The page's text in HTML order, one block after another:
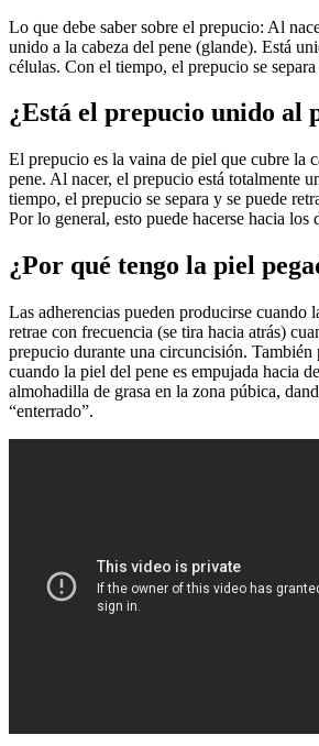
Lo que debe saber sobre el prepucio: Al
unido a la cabeza del pene (glande). Está
células. Con el tiempo, el prepucio se
¿Está el prepucio unido al
El prepucio es la vaina de piel que cubre la
pene. Al nacer, el prepucio está totalmente
tiempo, el prepucio se separa y se puede
Por lo general, esto puede hacerse hacia los
¿Por qué tengo la piel
Las adherencias pueden producirse cuando
retrae con frecuencia (se tira hacia atrás)
prepucio durante una circuncisión. También
cuando la piel del pene es empujada hacia
almohadilla de grasa en la zona púbica,
“enterrado”.